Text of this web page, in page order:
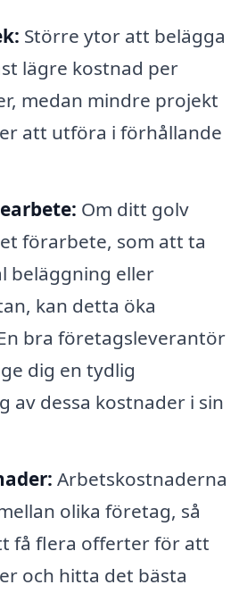
Större ytor att belägga
lägre kostnad per
medan mindre projekt
att utföra i förhållande
Om ditt golv
förarbete, som att ta
beläggning eller
kan detta öka
bra företagsleverantör
dig en tydlig
av dessa kostnader i sin
Arbetskostnaderna
olika företag, så
få flera offerter för att
och hitta det bästa